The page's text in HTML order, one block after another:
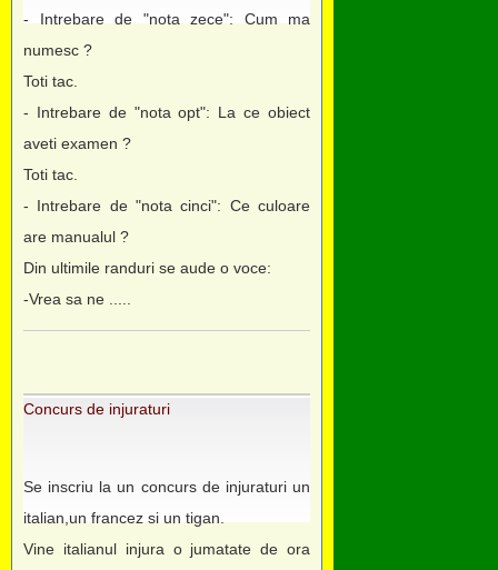
- Intrebare de "nota zece": Cum ma
numesc ?
Toti tac.
- Intrebare de "nota opt": La ce obiect
aveti examen ?
Toti tac.
- Intrebare de "nota cinci": Ce culoare
are manualul ?
Din ultimile randuri se aude o voce:
-Vrea sa ne .....
Concurs de injuraturi
Se inscriu la un concurs de injuraturi un
italian,un francez si un tigan.
Vine italianul injura o jumatate de ora